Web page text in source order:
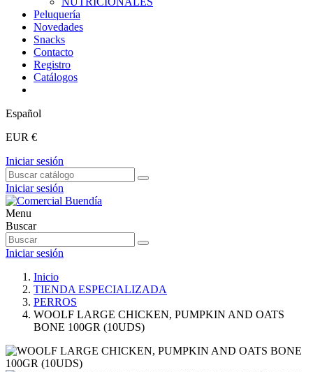
Peluquería
Novedades
Snacks
Contacto
Registro
Catálogos
Español
EUR €
Iniciar sesión
Iniciar sesión
Menu
Buscar
Iniciar sesión
Inicio
TIENDA ESPECIALIZADA
PERROS
WOOLF LARGE CHICKEN, PUMPKIN AND OATS
BONE 100GR (10UDS)